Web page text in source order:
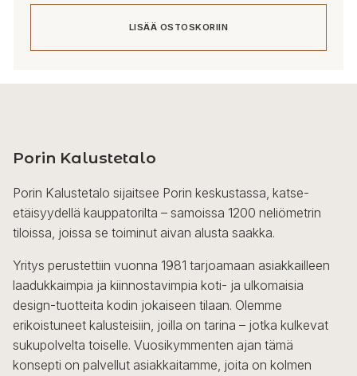
LISÄÄ OSTOSKORIIN
Porin Kalustetalo
Porin Kalustetalo sijaitsee Porin keskustassa, katse-
etäisyydellä kauppatorilta – samoissa 1200 neliömetrin
tiloissa, joissa se toiminut aivan alusta saakka.
Yritys perustettiin vuonna 1981 tarjoamaan asiakkailleen
laadukkaimpia ja kiinnostavimpia koti- ja ulkomaisia
design-tuotteita kodin jokaiseen tilaan. Olemme
erikoistuneet kalusteisiin, joilla on tarina – jotka kulkevat
sukupolvelta toiselle. Vuosikymmenten ajan tämä
konsepti on palvellut asiakkaitamme, joita on kolmen